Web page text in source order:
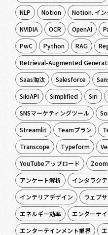
NLP
Notion Notion. イン
NVIDIA
OCR OpenAI
PwC
Python RAG
Retrieval-Augmented
Saas淘汰
Salesforce
SikiAPI
Simplified Siri
SNSマーケティングツール
Streamlit
Teamプラン
Transcope
Typeform
YouTubeアップロード
Zoom
アンケート解析
インタラク
インテリアデザイン
ウェブ
エネルギー効率
エンターテ
エンターテインメント業界